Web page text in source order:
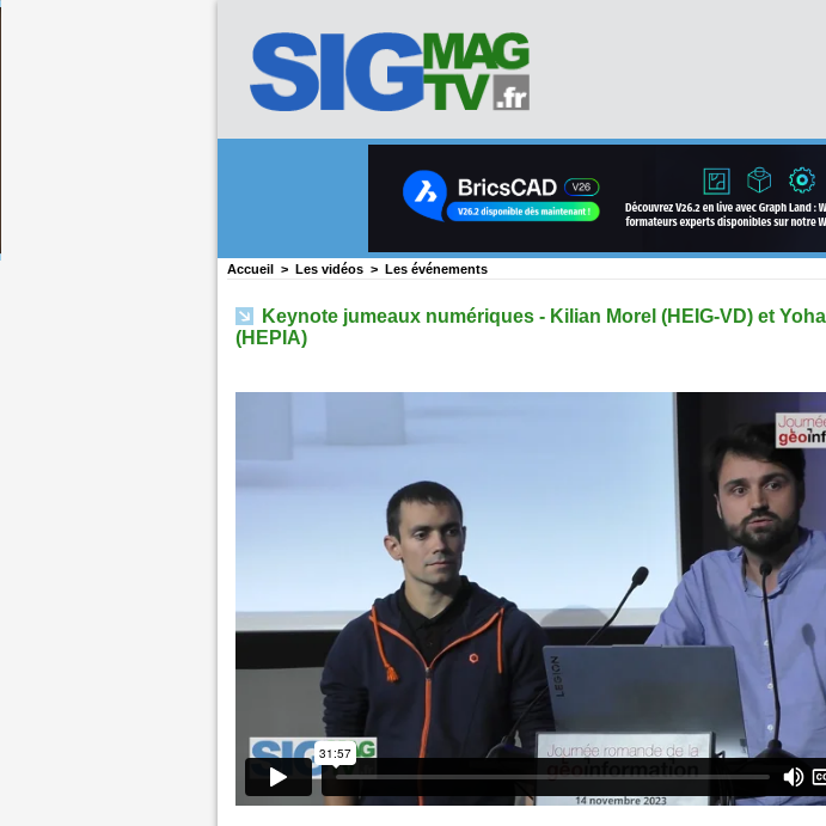
Accueil > Les vidéos > Les événements
Keynote jumeaux numériques - Kilian Morel (HEIG-VD) et
(HEPIA)